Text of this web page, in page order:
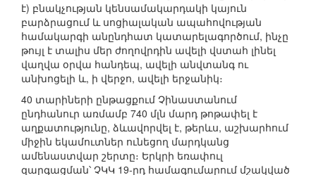
է) բնակչության կենսամակարդակի կայուն
բարձրացում և սոցիալական ապահովության
համակարգի անընդհատ կատարելագործում, ինչը
թույլ է տալիս մեր ժողովրդին ավելի վստահ լինել
վաղվա օրվա հանդեպ, ավելի անվտանգ ու
անխոցելի և, ի վերջո, ավելի երջանիկ։
40 տարիների ընթացքում Չինաստանում
ընդհանուր առմամբ 740 մլն մարդ թոթափել է
աղքատությունը, ձևավորվել է, թերևս, աշխարհում
միջին եկամուտներ ունեցող մարդկանց
ամենաստվար շերտը։ Երկրի եռափուլ
զարգացման՝ ՉԿԿ 19-րդ համագումարում մշակված